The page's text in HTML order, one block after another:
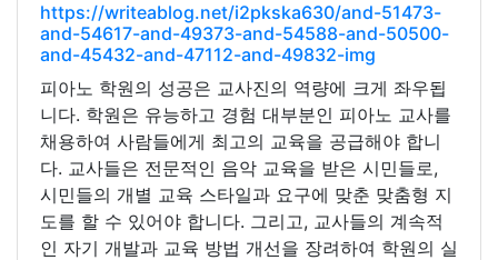
https://writeablog.net/i2pkska630/and-51473-
and-54617-and-49373-and-54588-and-50500-
and-45432-and-47112-and-49832-img
피아노 학원의 성공은 교사진의 역량에 크게 좌우됩
니다. 학원은 유능하고 경험 대부분인 피아노 교사를
채용하여 사람들에게 최고의 교육을 공급해야 합니
다. 교사들은 전문적인 음악 교육을 받은 시민들로,
시민들의 개별 교육 스타일과 요구에 맞춘 맞춤형 지
도를 할 수 있어야 합니다. 그리고, 교사들의 계속적
인 자기 개발과 교육 방법 개선을 장려하여 학원의 실